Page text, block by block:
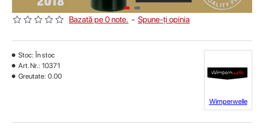
Bazată pe 0 note. - Spune-ţi opinia
Stoc: În stoc
Art. Nr.: 10371
Greutate: 0.00
Wimperwelle